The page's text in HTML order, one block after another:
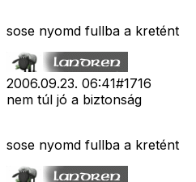
sose nyomd fullba a kretént
2006.09.23. 06:41#1716
nem túl jó a biztonság
sose nyomd fullba a kretént